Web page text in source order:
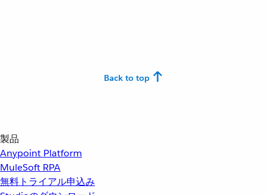
Back to top
製品
Anypoint Platform
MuleSoft RPA
無料トライアル申込み